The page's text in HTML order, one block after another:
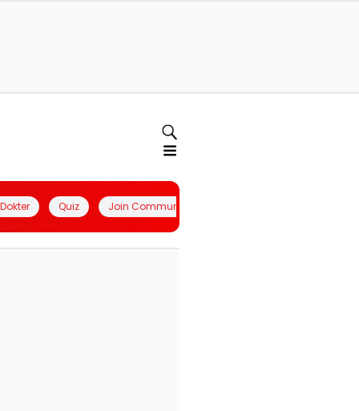
Quiz Join Community